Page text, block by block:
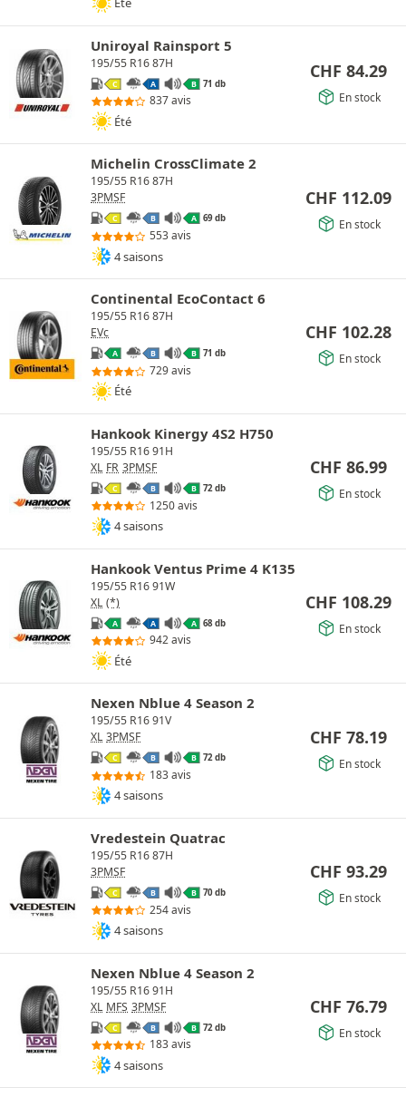
Uniroyal Rainsport 5
195/55 R16 87H
C A B 71 db
837 avis
Été
CHF 84.29
En stock
Michelin CrossClimate 2
195/55 R16 87H
3PMSF
C B A 69 db
553 avis
4 saisons
CHF 112.09
En stock
Continental EcoContact 6
195/55 R16 87H
EVc
A B B 71 db
729 avis
Été
CHF 102.28
En stock
Hankook Kinergy 4S2 H750
195/55 R16 91H
XL FR 3PMSF
C B B 72 db
1250 avis
4 saisons
CHF 86.99
En stock
Hankook Ventus Prime 4 K135
195/55 R16 91W
XL (*)
A A A 68 db
942 avis
Été
CHF 108.29
En stock
Nexen Nblue 4 Season 2
195/55 R16 91V
XL 3PMSF
C B B 72 db
183 avis
4 saisons
CHF 78.19
En stock
Vredestein Quatrac
195/55 R16 87H
3PMSF
C B B 70 db
254 avis
4 saisons
CHF 93.29
En stock
Nexen Nblue 4 Season 2
195/55 R16 91H
XL MFS 3PMSF
C B B 72 db
183 avis
4 saisons
CHF 76.79
En stock